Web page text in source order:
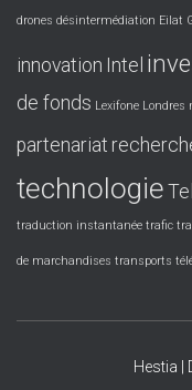
drones désintermédiation Eilat
innovation Intel
de fonds Lexifone Londres
partenariat
technologie
traduction instantanée trafic
de marchandises transports
Hestia |